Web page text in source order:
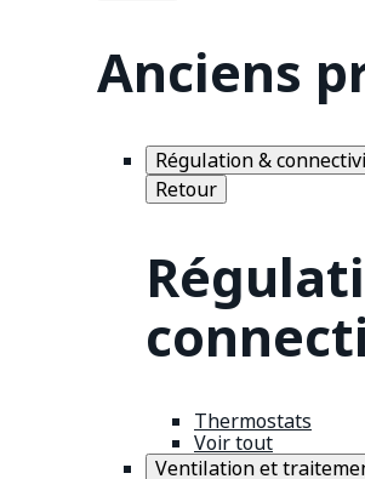
Anciens
Régulation &
Retour
Thermostats
Voir tout
Ventilation et